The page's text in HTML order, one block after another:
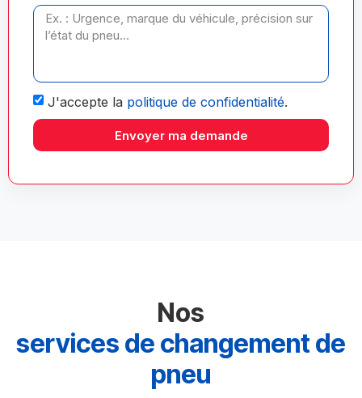
J'accepte la politique de confidentialité.
Envoyer ma demande
Nos
services de changement de
pneu